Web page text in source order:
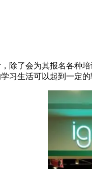
除了会为其报名各种
习生活可以起到一定